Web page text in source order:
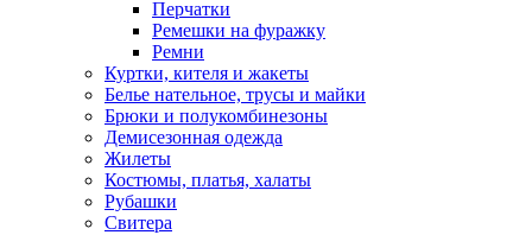
Перчатки
Ремешки на фуражку
Ремни
Куртки, кителя и жакеты
Белье нательное, трусы и майки
Брюки и полукомбинезоны
Демисезонная одежда
Жилеты
Костюмы, платья, халаты
Рубашки
Свитера